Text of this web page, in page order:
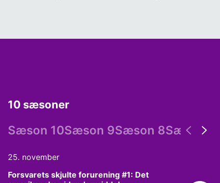
10 sæsoner
Sæson 10Sæson 9Sæson 8Sæson 7
25. november
Forsvarets skjulte forurening #1: Det